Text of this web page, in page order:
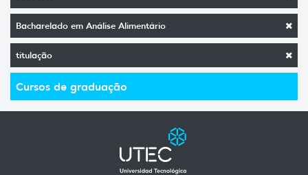
Bacharelado em Análise Alimentário
titulação
Cursos de graduação